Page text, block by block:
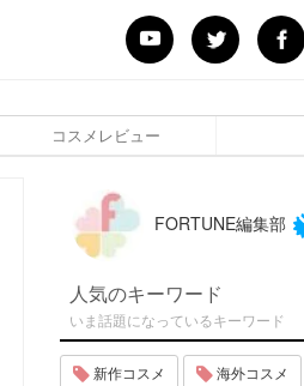
コスメレビュー
FORTUNE編集部
人気のキーワード
いま話題になっているキーワード
新作コスメ 海外コスメ